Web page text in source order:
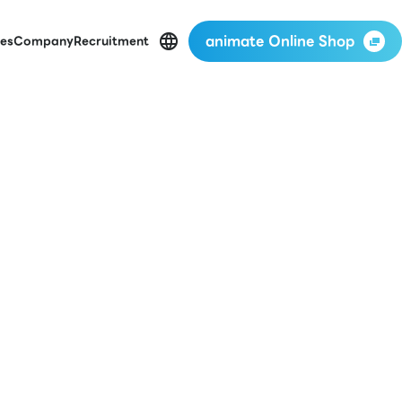
CompanyRecruitment animate Online Shop